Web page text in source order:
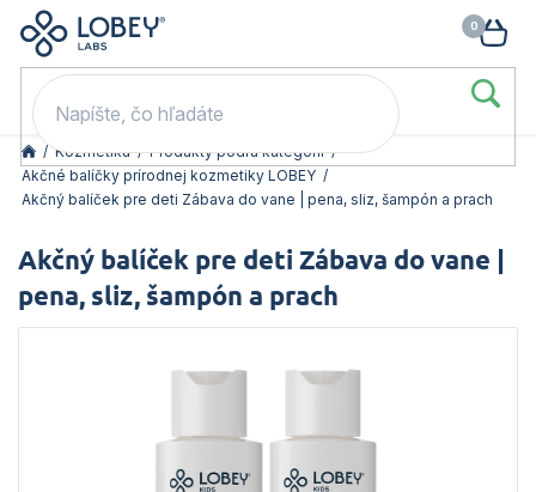
Prejsť
obsah
kódom LOB20 (nad 80 eur). 👉
/ Kozmetika / Produkty podľa kategórií /
Akčné balíčky prírodnej kozmetiky LOBEY /
Akčný balíček pre deti Zábava do vane | pena, sliz, šampón a prach
Akčný balíček pre deti Zábava do vane |
pena, sliz, šampón a prach